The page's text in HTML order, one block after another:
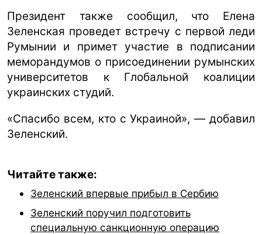
Президент также сообщил, что Елена
Зеленская проведет встречу с первой леди
Румынии и примет участие в подписании
меморандумов о присоединении румынских
университетов к Глобальной коалиции
украинских студий.
«Спасибо всем, кто с Украиной», — добавил
Зеленский.
Читайте также:
Зеленский впервые прибыл в Сербию
Зеленский поручил подготовить
специальную санкционную операцию